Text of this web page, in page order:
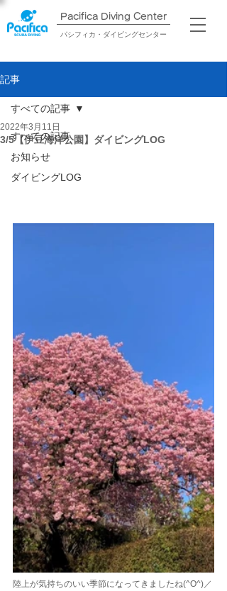
Pacifica Diving Center​
パシフィカ・ダイビングセンター
記事
すべての記事
お知らせ
ダイビングLOG
すべての記事
3/5【伊豆海洋公園】ダイビングLOG
2022年3月11日
陸上が気持ちのいい季節になってきましたね(^O^)／